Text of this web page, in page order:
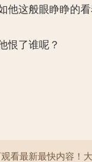
这般眼睁睁的看
恨了谁呢？
看最新最快内容！